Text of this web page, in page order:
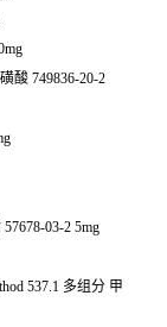
酸 749836-20-2
03-2 5mg
537.1 多组分 甲